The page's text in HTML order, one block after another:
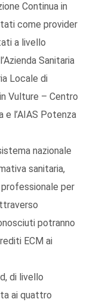
Continua in
come provider
a livello
Sanitaria
Locale di
Vulture – Centro
l’AIAS Potenza
nazionale
sanitaria,
per
potranno
ECM ai
di livello
ai quattro